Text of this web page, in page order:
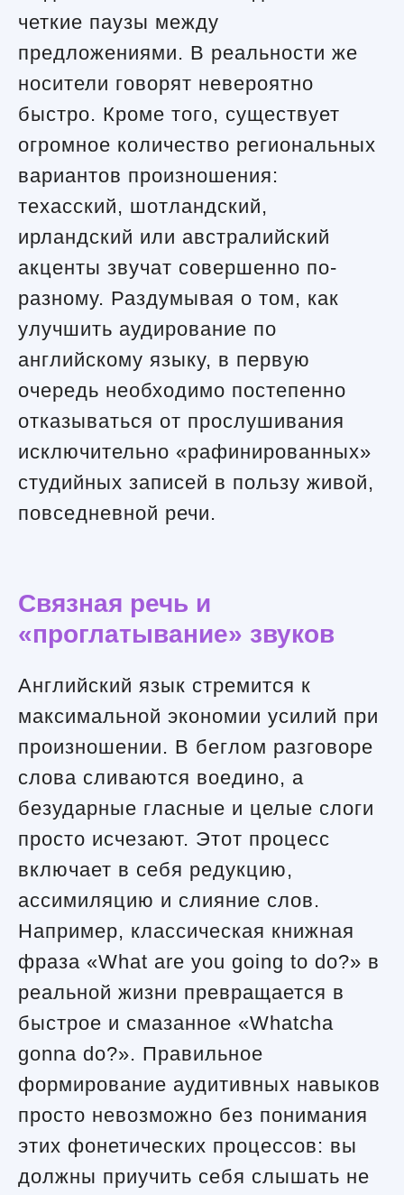
четкие паузы между
предложениями. В реальности же
носители говорят невероятно
быстро. Кроме того, существует
огромное количество региональных
вариантов произношения:
техасский, шотландский,
ирландский или австралийский
акценты звучат совершенно по-
разному. Раздумывая о том, как
улучшить аудирование по
английскому языку, в первую
очередь необходимо постепенно
отказываться от прослушивания
исключительно «рафинированных»
студийных записей в пользу живой,
повседневной речи.
Связная речь и
«проглатывание» звуков
Английский язык стремится к
максимальной экономии усилий при
произношении. В беглом разговоре
слова сливаются воедино, а
безударные гласные и целые слоги
просто исчезают. Этот процесс
включает в себя редукцию,
ассимиляцию и слияние слов.
Например, классическая книжная
фраза «What are you going to do?» в
реальной жизни превращается в
быстрое и смазанное «Whatcha
gonna do?». Правильное
формирование аудитивных навыков
просто невозможно без понимания
этих фонетических процессов: вы
должны приучить себя слышать не